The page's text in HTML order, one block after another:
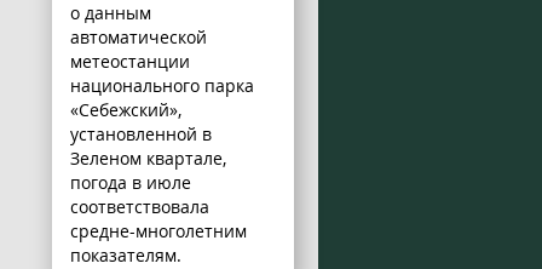
о данным
автоматической
метеостанции
национального парка
«Себежский»,
установленной в
Зеленом квартале,
погода в июле
соответствовала
средне-многолетним
показателям.